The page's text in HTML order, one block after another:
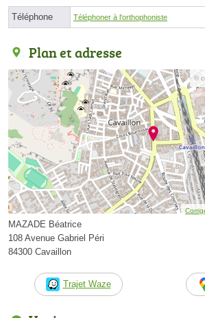
Téléphone Téléphoner à l'orthophoniste
Plan et adresse
©
MAZADE Béatrice
108 Avenue Gabriel Péri
84300 Cavaillon
Trajet Waze